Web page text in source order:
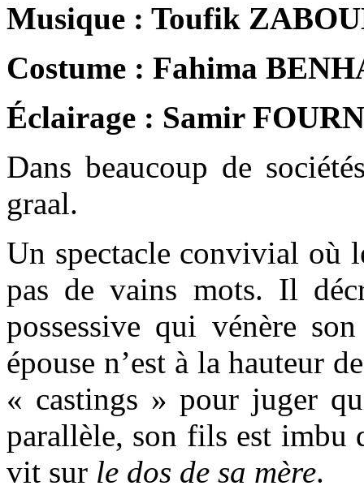
Musique : Toufik
Costume : Fahima
Éclairage : Samir
Dans beaucoup de
graal.
Un spectacle convivial où
pas de vains mots. Il
possessive qui vénère
épouse n’est à la hauteur
« castings » pour juger
parallèle, son fils est imbu
vit sur le dos de sa mère.